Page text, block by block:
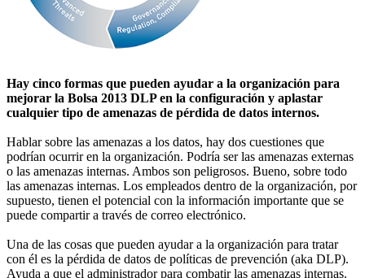
Hay cinco formas que pueden ayudar a la organización para
mejorar la Bolsa 2013 DLP en la configuración y aplastar
cualquier tipo de amenazas de pérdida de datos internos.
Hablar sobre las amenazas a los datos, hay dos cuestiones que
podrían ocurrir en la organización. Podría ser las amenazas externas
o las amenazas internas. Ambos son peligrosos. Bueno, sobre todo
las amenazas internas. Los empleados dentro de la organización, por
supuesto, tienen el potencial con la información importante que se
puede compartir a través de correo electrónico.
Una de las cosas que pueden ayudar a la organización para tratar
con él es la pérdida de datos de políticas de prevención (aka DLP).
Ayuda a que el administrador para combatir las amenazas internas.